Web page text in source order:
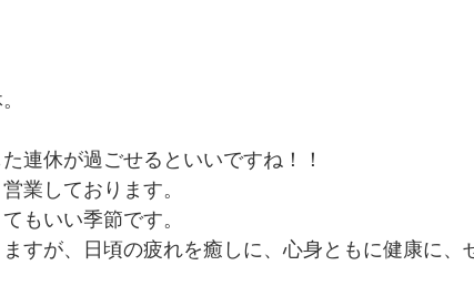
連休が過ごせるといいですね！！
業しております。
もいい季節です。
すが、日頃の疲れを癒しに、心身ともに健康に、